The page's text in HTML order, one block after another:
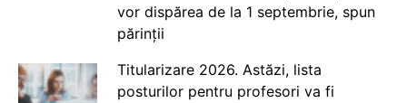
vor dispărea de la 1 septembrie, spun
părinții
Titularizare 2026. Astăzi, lista
posturilor pentru profesori va fi